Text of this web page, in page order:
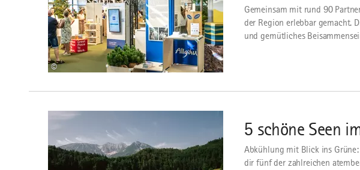
©
Gemeinsam mit rund 90
der Region erlebbar gemacht.
und gemütliches
5 schöne Seen
Abkühlung mit Blick ins Grüne:
dir fünf der zahlreichen